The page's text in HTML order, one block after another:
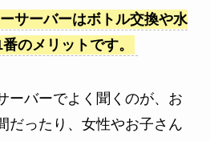
サーバーはボトル交換や水
のメリットです。
ーバーでよく聞くのが、お
だったり、女性やお子さん